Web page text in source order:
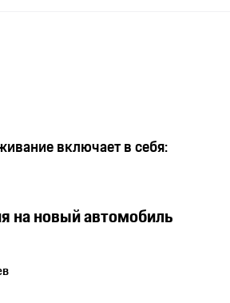
включает в себя:
на новый автомобиль